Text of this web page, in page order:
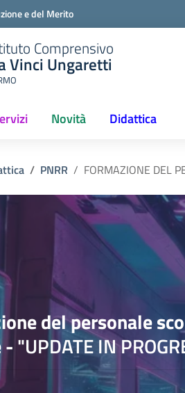
e del Merito
Comprensivo
Vinci Ungaretti
Novità Didattica
(current)
PNRR FORMAZIONE DEL
del personale
-"UPDATE IN